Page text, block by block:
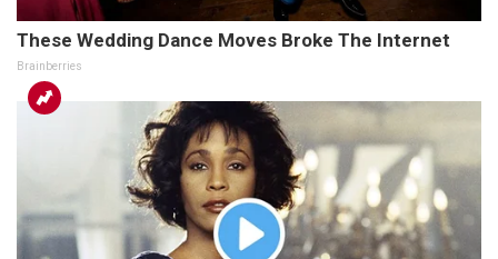
These Wedding Dance Moves Broke The Internet
Brainberries